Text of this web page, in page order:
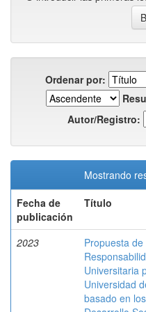
Ordenar por:
Autor/Registro:
Mostrando
Fecha de
publicación
Título
2023
Propuesta
Universitaria
Universidad
basado en